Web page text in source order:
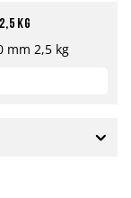
kg
mm 2,5 kg